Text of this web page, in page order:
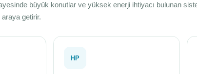
büyük konutlar ve yüksek enerji ihtiyacı bulunan
getirir.
HP